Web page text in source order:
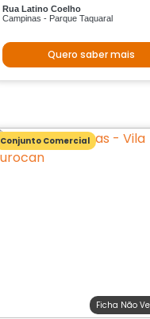
Rua Latino Coelho
Campinas - Parque Taquaral
Quero saber mais
Conjunto Comercial
Ficha Não